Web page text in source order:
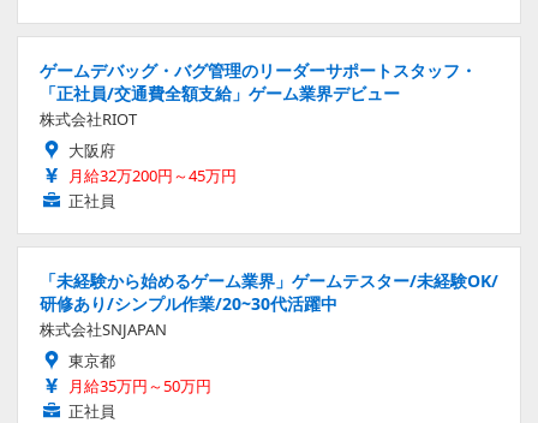
ゲームデバッグ・バグ管理のリーダーサポートスタッフ・
「正社員/交通費全額支給」ゲーム業界デビュー
株式会社RIOT
大阪府
月給32万200円～45万円
正社員
「未経験から始めるゲーム業界」ゲームテスター/未経験OK/
研修あり/シンプル作業/20~30代活躍中
株式会社SNJAPAN
東京都
月給35万円～50万円
正社員